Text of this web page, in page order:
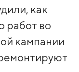
как
работ во
кампании